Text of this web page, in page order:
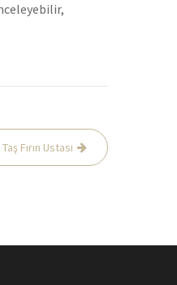
Fırın Ustası